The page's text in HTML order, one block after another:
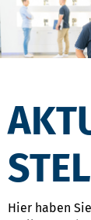
Hier haben